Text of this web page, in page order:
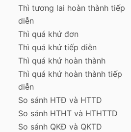
Thì tương lai hoàn thành tiếp
diễn
Thì quá khứ đơn
Thì quá khứ tiếp diễn
Thì quá khứ hoàn thành
Thì quá khứ hoàn thành tiếp
diễn
So sánh HTĐ và HTTD
So sánh HTHT và HTHTTD
So sánh QKĐ và QKTD